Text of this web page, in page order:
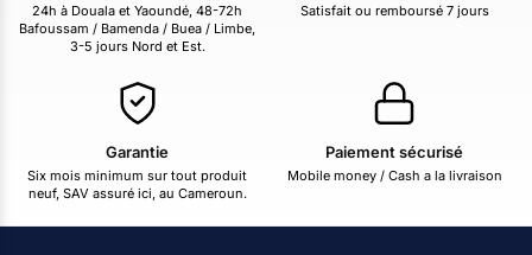
24h à Douala et Yaoundé, 48-72h
Bafoussam / Bamenda / Buea / Limbe,
3-5 jours Nord et Est.
Satisfait ou remboursé 7 jours
Garantie
Six mois minimum sur tout produit
neuf, SAV assuré ici, au Cameroun.
Paiement sécurisé
Mobile money / Cash a la livraison